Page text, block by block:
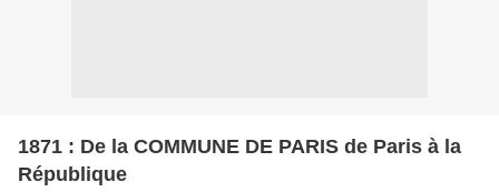
1871 : De la COMMUNE DE PARIS de Paris à la
République